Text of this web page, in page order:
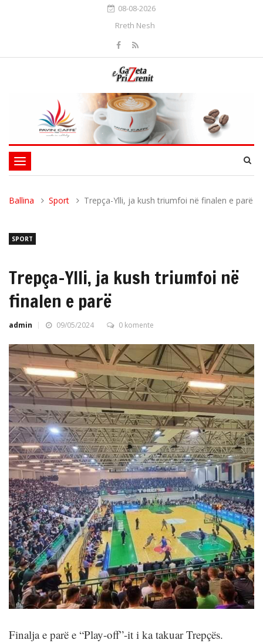
08-08-2026
Rreth Nesh
Toggle
navigation
Ballina Sport Trepça-Ylli, ja kush triumfoi në finalen e parë
SPORT
Trepça-Ylli, ja kush triumfoi në
finalen e parë
admin 09/05/2024 0 komente
Finalja e parë e “Play-off”-it i ka takuar Trepçës.